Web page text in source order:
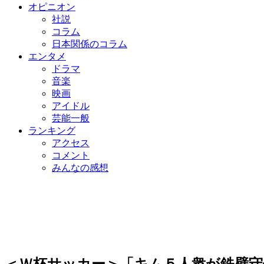
オピニオン
社説
コラム
日本関係のコラム
エンタメ
ドラマ
音楽
映画
アイドル
芸能一般
ランキング
アクセス
コメント
みんなの感想